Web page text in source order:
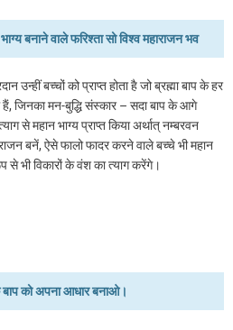
बनाने वाले फरिश्ता सो विश्व महाराजन भव
उन्हीं बच्चों को प्राप्त होता है जो ब्रह्मा बाप के हर
जिनका मन-बुद्धि संस्कार – सदा बाप के आगे
से महान भाग्य प्राप्त किया अर्थात् नम्बरवन
बनें, ऐसे फालो फादर करने वाले बच्चे भी महान
से भी विकारों के वंश का त्याग करेंगे।
को अपना आधार बनाओ।